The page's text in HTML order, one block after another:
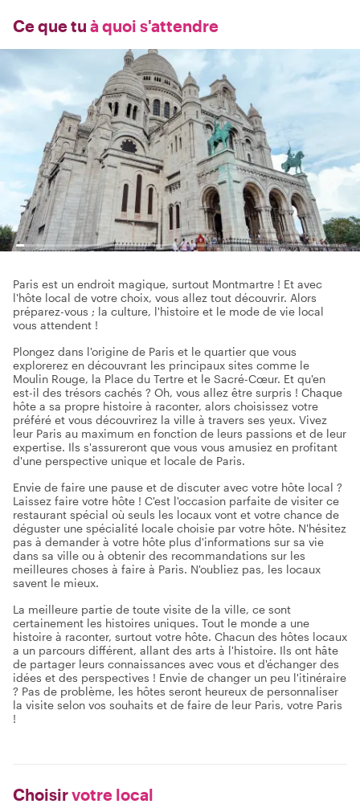
Ce que tu à quoi s'attendre
Paris est un endroit magique, surtout Montmartre ! Et avec
l'hôte local de votre choix, vous allez tout découvrir. Alors
préparez-vous ; la culture, l'histoire et le mode de vie local
vous attendent !
Plongez dans l'origine de Paris et le quartier que vous
explorerez en découvrant les principaux sites comme le
Moulin Rouge, la Place du Tertre et le Sacré-Cœur. Et qu'en
est-il des trésors cachés ? Oh, vous allez être surpris ! Chaque
hôte a sa propre histoire à raconter, alors choisissez votre
préféré et vous découvrirez la ville à travers ses yeux. Vivez
leur Paris au maximum en fonction de leurs passions et de leur
expertise. Ils s'assureront que vous vous amusiez en profitant
d'une perspective unique et locale de Paris.
Envie de faire une pause et de discuter avec votre hôte local ?
Laissez faire votre hôte ! C'est l'occasion parfaite de visiter ce
restaurant spécial où seuls les locaux vont et votre chance de
déguster une spécialité locale choisie par votre hôte. N'hésitez
pas à demander à votre hôte plus d'informations sur sa vie
dans sa ville ou à obtenir des recommandations sur les
meilleures choses à faire à Paris. N'oubliez pas, les locaux
savent le mieux.
La meilleure partie de toute visite de la ville, ce sont
certainement les histoires uniques. Tout le monde a une
histoire à raconter, surtout votre hôte. Chacun des hôtes locaux
a un parcours différent, allant des arts à l'histoire. Ils ont hâte
de partager leurs connaissances avec vous et d'échanger des
idées et des perspectives ! Envie de changer un peu l'itinéraire
? Pas de problème, les hôtes seront heureux de personnaliser
la visite selon vos souhaits et de faire de leur Paris, votre Paris
!
Choisirvotre local